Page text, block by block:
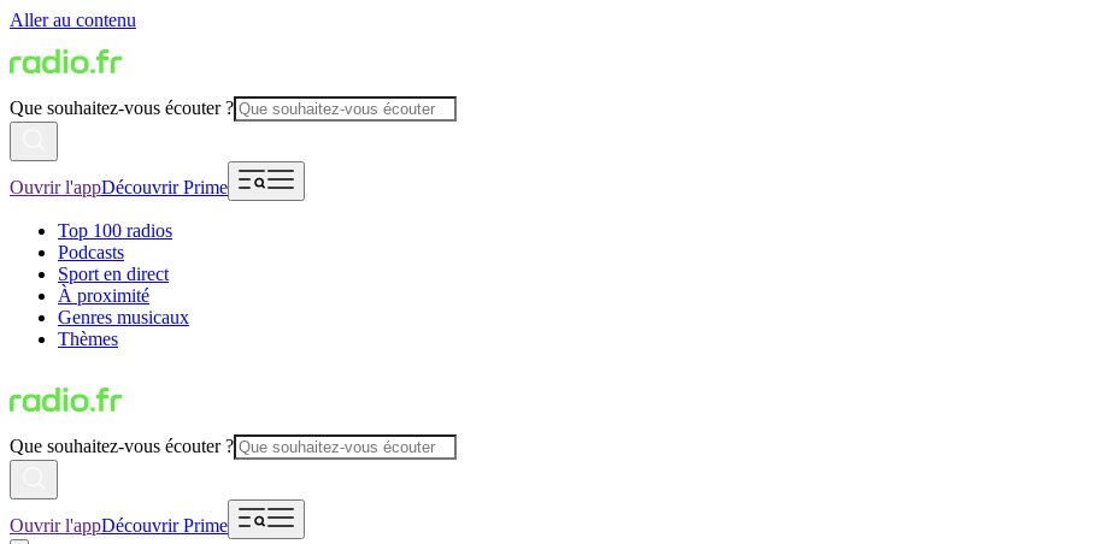
Aller au contenu
Que souhaitez-vous écouter ?
Ouvrir l'appDécouvrir Prime
Top 100 radios
Podcasts
Sport en direct
À proximité
Genres musicaux
Thèmes
Que souhaitez-vous écouter ?
Ouvrir l'appDécouvrir Prime